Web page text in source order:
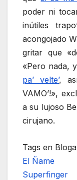
poder ni
inútiles
acongojado
gritar que
«Pero nada,
pa’ velte’,
VAMO’!»,
a su lujoso
cirujano.
Tags en
El Ñame
Superfinger